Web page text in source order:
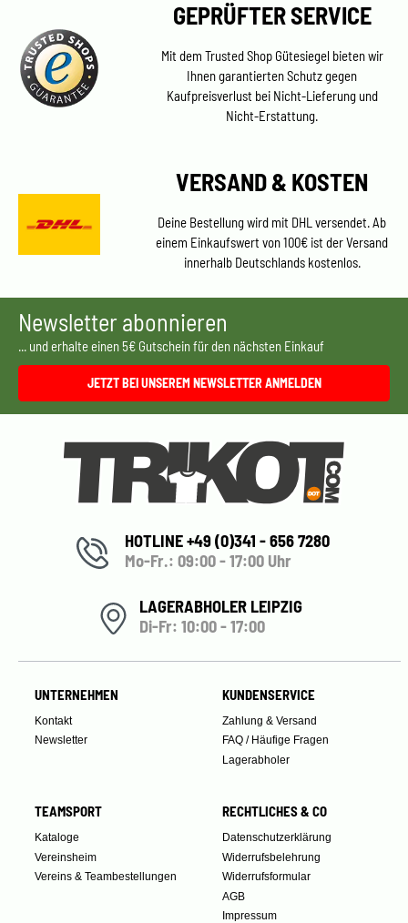
GEPRÜFTER SERVICE
Mit dem Trusted Shop Gütesiegel bieten wir
Ihnen garantierten Schutz gegen
Kaufpreisverlust bei Nicht-Lieferung und
Nicht-Erstattung.
VERSAND & KOSTEN
Deine Bestellung wird mit DHL versendet. Ab
einem Einkaufswert von 100€ ist der Versand
innerhalb Deutschlands kostenlos.
Newsletter abonnieren
... und erhalte einen 5€ Gutschein für den nächsten Einkauf
JETZT BEI UNSEREM NEWSLETTER ANMELDEN
HOTLINE +49 (0)341 - 656 7280
Mo-Fr.: 09:00 - 17:00 Uhr
LAGERABHOLER LEIPZIG
Di-Fr: 10:00 - 17:00
UNTERNEHMEN
Kontakt
Newsletter
KUNDENSERVICE
Zahlung & Versand
FAQ / Häufige Fragen
Lagerabholer
TEAMSPORT
Kataloge
Vereinsheim
Vereins & Teambestellungen
RECHTLICHES & CO
Datenschutzerklärung
Widerrufsbelehrung
Widerrufsformular
AGB
Impressum